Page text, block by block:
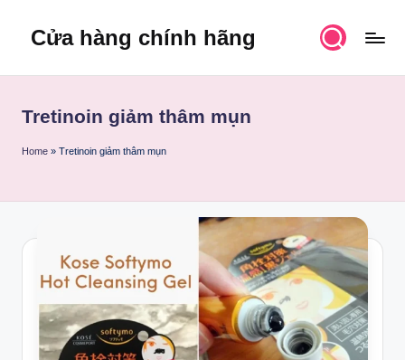
Cửa hàng chính hãng
Tretinoin giảm thâm mụn
Home » Tretinoin giảm thâm mụn